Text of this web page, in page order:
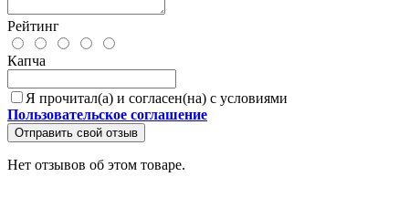
Рейтинг
Капча
Я прочитал(а) и согласен(на) с условиями
Пользовательское соглашение
Отправить свой отзыв
Нет отзывов об этом товаре.